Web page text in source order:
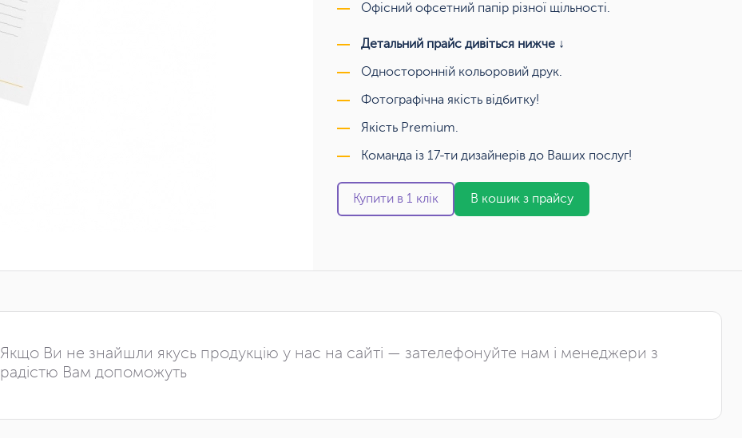
Офісний офсетний папір різної щільності.
Детальний прайс дивіться нижче ↓
Односторонній кольоровий друк.
Фотографічна якість відбитку!
Якість Premium.
Команда із 17-ти дизайнерів до Ваших послуг!
Купити в 1 клік В кошик з прайсу
Якщо Ви не знайшли якусь продукцію у нас на сайті — зателефонуйте нам і менеджери з
радістю Вам допоможуть